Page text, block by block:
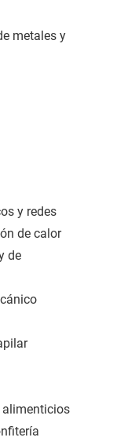
metales y
y redes
de calor
de
alimenticios